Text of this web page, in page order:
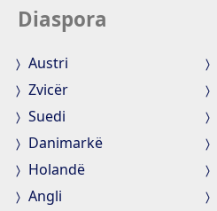
Diaspora
Austri
Zvicër
Suedi
Danimarkë
Holandë
Angli